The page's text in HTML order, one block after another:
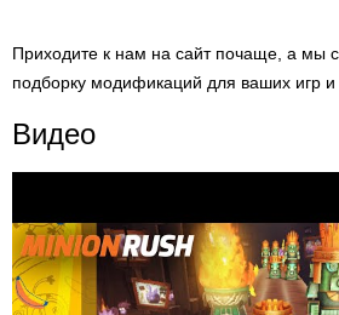
Приходите к нам на сайт почаще, а мы
подборку модификаций для ваших игр и
Видео